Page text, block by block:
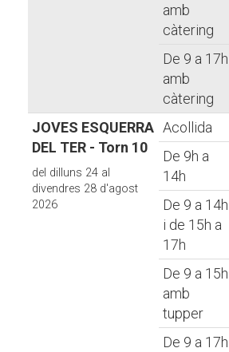
amb
càtering
De 9 a 17h
amb
càtering
JOVES ESQUERRA
DEL TER - Torn 10
del dilluns 24 al
divendres 28 d'agost
2026
Acollida
De 9h a
14h
De 9 a 14h
i de 15h a
17h
De 9 a 15h
amb
tupper
De 9 a 17h